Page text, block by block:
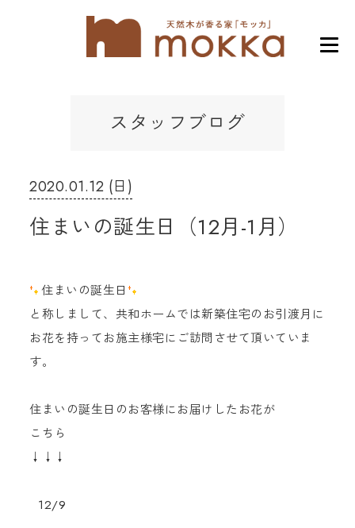
スタッフブログ
2020.01.12 (日)
住まいの誕生日（12月-1月）
住まいの誕生日
と称しまして、共和ホームでは新築住宅のお引渡月に
お花を持ってお施主様宅にご訪問させて頂いていま
す。
住まいの誕生日のお客様にお届けしたお花が
こちら
↓↓↓
12/9